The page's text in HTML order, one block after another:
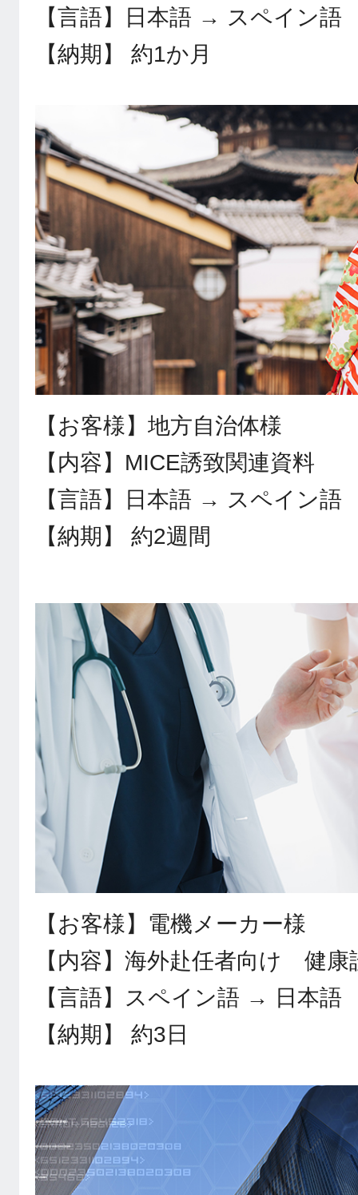
【言語】日本語 → スペイン語
【納期】 約1か月
【お客様】地方自治体様
【内容】MICE誘致関連資料
【言語】日本語 → スペイン語
【納期】 約2週間
【お客様】電機メーカー様
【内容】海外赴任者向け 健康
【言語】スペイン語 → 日本語
【納期】 約3日